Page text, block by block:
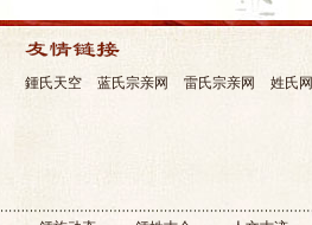
鍾氏天空 蓝氏宗亲网 雷氏宗亲网 姓氏网